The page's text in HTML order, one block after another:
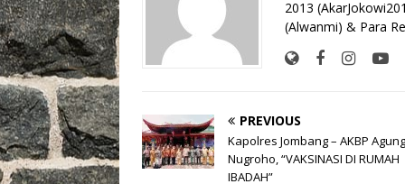
o
k
p k
2013
(Alwanmi) & Para
PREVIOUS
Kapolres Jombang – AKBP
Nugroho, “VAKSINASI DI RUMAH
IBADAH”